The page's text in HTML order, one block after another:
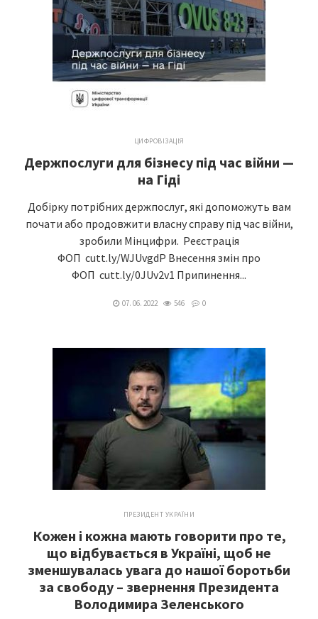
ЦИФРОВІЗАЦІЯ
Держпослуги для бізнесу під час війни —
на Гіді
Добірку потрібних держпослуг, які допоможуть вам
почати або продовжити власну справу під час війни,
зробили Мінцифри. Реєстрація
ФОП cutt.ly/WJUvgdP Внесення змін про
ФОП cutt.ly/0JUv2v1 Припинення...
07. 06. 2022 546 0
ПРЕЗИДЕНТ УКРАЇНИ
Кожен і кожна мають говорити про те,
що відбувається в Україні, щоб не
зменшувалась увага до нашої боротьби
за свободу – звернення Президента
Володимира Зеленського